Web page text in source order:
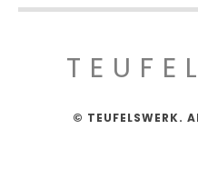
© TEUFELSWERK.